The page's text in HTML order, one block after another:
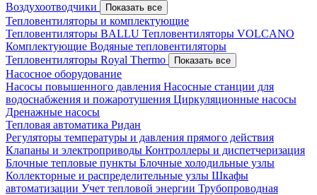
Воздухоотводчики
Показать все
Тепловентиляторы и комплектующие
Тепловентиляторы BALLU Тепловентиляторы VOLCANO
Комплектующие Водяные тепловентиляторы
Тепловентиляторы Royal Thermo
Показать все
Насосное оборудование
Насосы повышенного давления Насосные станции для
водоснабжения и пожаротушения Циркуляционные насосы
Дренажные насосы
Тепловая автоматика Ридан
Регуляторы температуры и давления прямого действия
Клапаны и электроприводы Контроллеры и диспетчеризация
Блочные тепловые пункты Блочные холодильные узлы
Коллекторные и распределительные узлы Шкафы
автоматизации Учет тепловой энергии Трубопроводная